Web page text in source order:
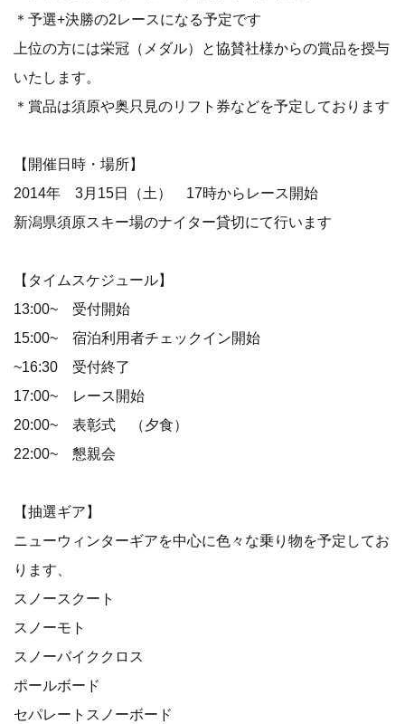
＊予選+決勝の2レースになる予定です
上位の方には栄冠（メダル）と協賛社様からの賞品を授与
いたします。
＊賞品は須原や奥只見のリフト券などを予定しております
【開催日時・場所】
2014年 3月15日（土） 17時からレース開始
新潟県須原スキー場のナイター貸切にて行います
【タイムスケジュール】
13:00~ 受付開始
15:00~ 宿泊利用者チェックイン開始
~16:30 受付終了
17:00~ レース開始
20:00~ 表彰式 （夕食）
22:00~ 懇親会
【抽選ギア】
ニューウィンターギアを中心に色々な乗り物を予定してお
ります、
スノースクート
スノーモト
スノーバイククロス
ポールボード
セパレートスノーボード